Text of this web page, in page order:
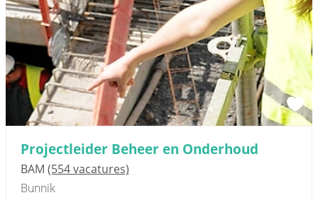
Projectleider Beheer en Onderhoud
BAM (554 vacatures)
Bunnik